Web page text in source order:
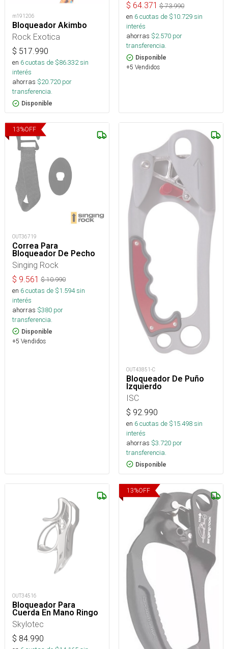
m191206
Bloqueador Akimbo
Rock Exotica
$ 517.990
en 6cuotas de $86.332sin
interés
ahorras $20.720 por
transferencia.
Disponible
$ 64.371 $73.990
en 6cuotas de $10.729sin
interés
ahorras $2.570 por
transferencia.
Disponible
+5 Vendidos
13%OFF
OUT36719
Correa Para
Bloqueador De Pecho
Singing Rock
$ 9.561 $10.990
en 6cuotas de $1.594sin
interés
ahorras $380 por
transferencia.
Disponible
+5 Vendidos
OUT43851-C
Bloqueador De Puño
Izquierdo
ISC
$ 92.990
en 6cuotas de $15.498sin
interés
ahorras $3.720 por
transferencia.
Disponible
OUT34516
Bloqueador Para
Cuerda En Mano Ringo
Skylotec
$ 84.990
13%OFF